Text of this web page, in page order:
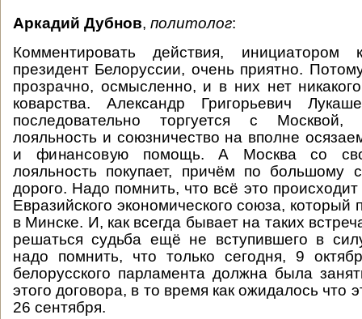
Аркадий Дубнов, политолог:
Комментировать действия, инициатором
президент Белоруссии, очень приятно.
прозрачно, осмысленно, и в них нет
коварства. Александр Григорьевич
последовательно торгуется с
лояльность и союзничество на вполне
и финансовую помощь. А Москва со
лояльность покупает, причём по большому
дорого. Надо помнить, что всё это
Евразийского экономического союза, который
в Минске. И, как всегда бывает на таких
решаться судьба ещё не вступившего в
надо помнить, что только сегодня, 9
белорусского парламента должна была
этого договора, в то время как ожидалось что
26 сентября.